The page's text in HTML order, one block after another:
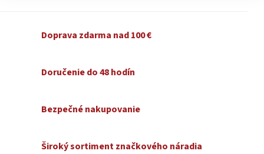
Doprava zdarma nad 100 €
Doručenie do 48 hodín
Bezpečné nakupovanie
Široký sortiment značkového náradia